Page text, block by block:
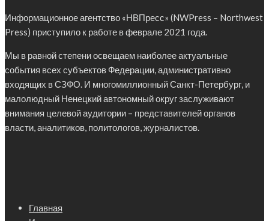
Информационное агентство «НВПресс» (NWPress – Northwest
Press) приступило к работе в феврале 2021 года.
Мы в равной степени освещаем наиболее актуальные
события всех субъектов Федерации, административно
входящих в СЗФО. И многомиллионный Санкт-Петербург, и
малолюдный Ненецкий автономный округ заслуживают
внимания целевой аудитории – представителей органов
власти, аналитиков, политологов, журналистов.
Главная